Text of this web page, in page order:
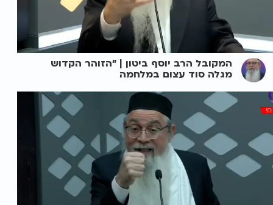
המקובל הרב יוסף ביטון | "הזוהר הקדוש
מגלה סוד עצום במלחמה